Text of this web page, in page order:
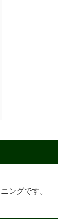
ングです。